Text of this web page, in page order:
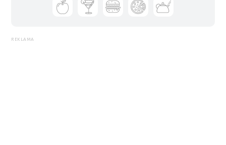
REKLAMA